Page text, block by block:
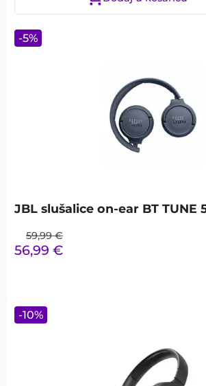
JBL slušalice on-ear BT TUNE
59,99 €
56,99 €
-5%
-10%